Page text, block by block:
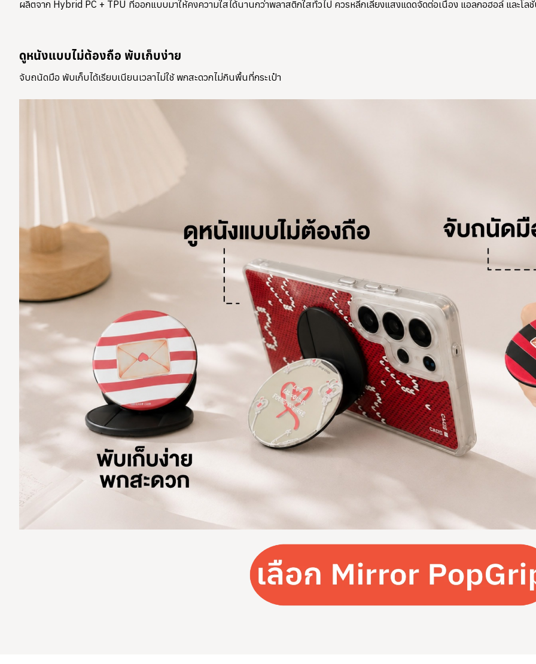
ผลิตจาก Hybrid PC + TPU ที่ออกแบบมาให้คงความใสได้นานกว่าพลาสติกใสทั่วไป ควรหลีกเลี่ยงแสงแดดจัดต่อเนื่อง แอลกอฮอล์ และโล
ดูหนังแบบไม่ต้องถือ พับเก็บง่าย
จับถนัดมือ พับเก็บได้เรียบเนียนเวลาไม่ใช้ พกสะดวกไม่กินพื้นที่กระเป๋า